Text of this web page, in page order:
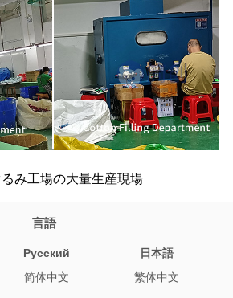
み工場の大量生産現場
言語
Pусский
日本語
简体中文 繁体中文